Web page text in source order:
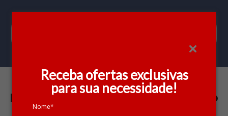
Receba ofertas exclusivas
para sua necessidade!
Nome*
Envie sua solicitação preenchendo o